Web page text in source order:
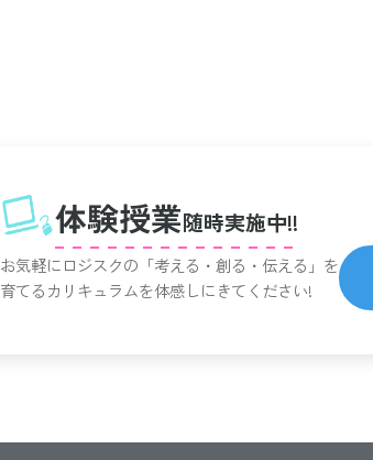
体験授業随時実施中!!
お気軽にロジスクの「考える・創る・伝える」を
育てるカリキュラムを体感しにきてください!